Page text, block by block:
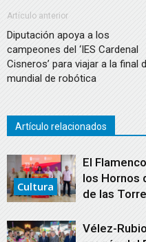
Artículo anterior
Diputación apoya a los
campeones del ‘IES Cardenal
Cisneros’ para viajar a la final
mundial de robótica
Artículo relacionados
Cultura
El
los Hornos
de las
Vélez-